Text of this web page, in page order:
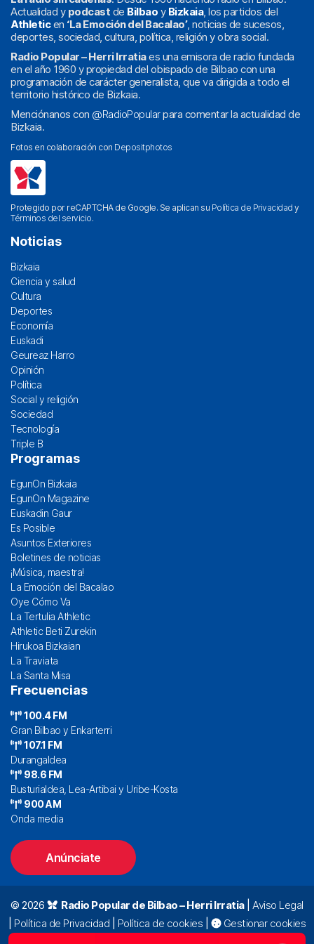
Actualidad y podcast de Bilbao y Bizkaia, los partidos del
Athleticen ‘La Emoción del Bacalao’, noticias de sucesos,
deportes, sociedad, cultura, política, religión y obra social.
Radio Popular – Herri Irratiaes una emisora de radio fundada
en el año 1960 y propiedad del obispado de Bilbao con una
programación de carácter generalista, que va dirigida a todo el
territorio histórico de Bizkaia.
Menciónanos con @RadioPopularpara comentar la actualidad de
Bizkaia.
Fotos en colaboración con Depositphotos
Protegido por reCAPTCHA de Google. Se aplican su Política de Privacidad y
Términos del servicio.
Noticias
Bizkaia
Ciencia y salud
Cultura
Deportes
Economía
Euskadi
Geureaz Harro
Opinión
Política
Social y religión
Sociedad
Tecnología
Triple B
Programas
EgunOn Bizkaia
EgunOn Magazine
Euskadin Gaur
Es Posible
Asuntos Exteriores
Boletines de noticias
¡Música, maestra!
La Emoción del Bacalao
Oye Cómo Va
La Tertulia Athletic
Athletic Beti Zurekin
Hirukoa Bizkaian
La Traviata
La Santa Misa
Frecuencias
100.4 FM
Gran Bilbao y Enkarterri
107.1 FM
Durangaldea
98.6 FM
Busturialdea, Lea-Artibai y Uribe-Kosta
900 AM
Onda media
Anúnciate
© 2026 Radio Popular de Bilbao – Herri Irratia|Aviso Legal
Política de Privacidad Política de cookies
Gestionar cookies